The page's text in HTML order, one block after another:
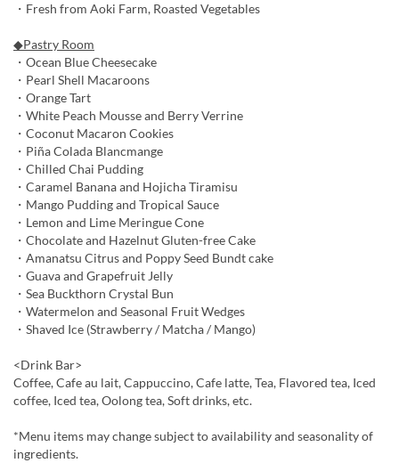
・Fresh from Aoki Farm, Roasted Vegetables
◆Pastry Room
・Ocean Blue Cheesecake
・Pearl Shell Macaroons
・Orange Tart
・White Peach Mousse and Berry Verrine
・Coconut Macaron Cookies
・Piña Colada Blancmange
・Chilled Chai Pudding
・Caramel Banana and Hojicha Tiramisu
・Mango Pudding and Tropical Sauce
・Lemon and Lime Meringue Cone
・Chocolate and Hazelnut Gluten-free Cake
・Amanatsu Citrus and Poppy Seed Bundt cake
・Guava and Grapefruit Jelly
・Sea Buckthorn Crystal Bun
・Watermelon and Seasonal Fruit Wedges
・Shaved Ice (Strawberry / Matcha / Mango)
<Drink Bar>
Coffee, Cafe au lait, Cappuccino, Cafe latte, Tea, Flavored tea, Iced
coffee, Iced tea, Oolong tea, Soft drinks, etc.
*Menu items may change subject to availability and seasonality of
ingredients.